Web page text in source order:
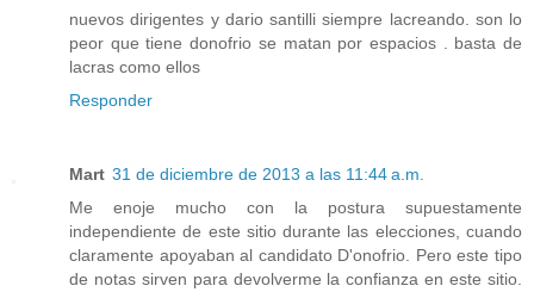
nuevos dirigentes y dario santilli siempre lacreando. son lo
peor que tiene donofrio se matan por espacios . basta de
lacras como ellos
Responder
Mart 31 de diciembre de 2013 a las 11:44 a.m.
Me enoje mucho con la postura supuestamente
independiente de este sitio durante las elecciones, cuando
claramente apoyaban al candidato D'onofrio. Pero este tipo
de notas sirven para devolverme la confianza en este sitio.